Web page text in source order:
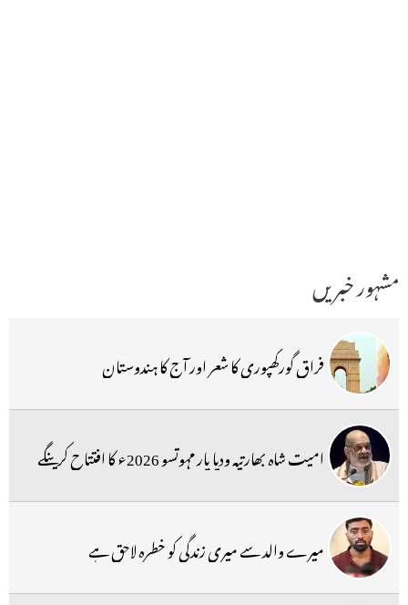
مشہور خبریں
فراق گورکھپوری کا شعر اور آج کا ہندوستان
امیت شاہ بھارتیہ ودیا پار مہوتسو 2026ء کا افتتاح کرینگے
میرے والد سے میری زندگی کو خطرہ لاحق ہے